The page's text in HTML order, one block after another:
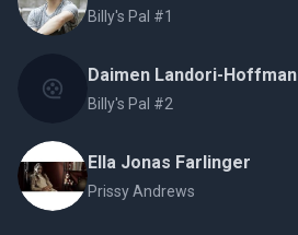
Billy's Pal #1
Daimen Landori-Hoffman
Billy's Pal #2
Ella Jonas Farlinger
Prissy Andrews